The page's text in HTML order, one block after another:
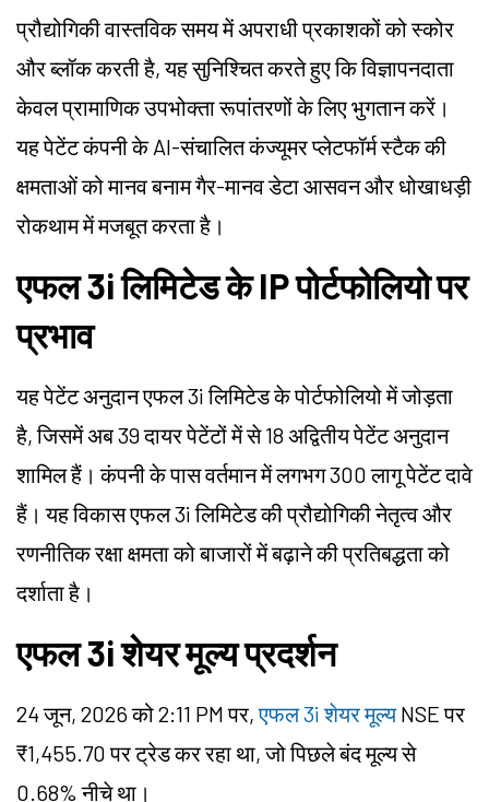
प्रौद्योगिकी वास्तविक समय में अपराधी प्रकाशकों को स्कोर
और ब्लॉक करती है, यह सुनिश्चित करते हुए कि विज्ञापनदाता
केवल प्रामाणिक उपभोक्ता रूपांतरणों के लिए भुगतान करें।
यह पेटेंट कंपनी के AI-संचालित कंज्यूमर प्लेटफॉर्म स्टैक की
क्षमताओं को मानव बनाम गैर-मानव डेटा आसवन और धोखाधड़ी
रोकथाम में मजबूत करता है।
एफल 3i लिमिटेड के IP पोर्टफोलियो पर
प्रभाव
यह पेटेंट अनुदान एफल 3i लिमिटेड के पोर्टफोलियो में जोड़ता
है, जिसमें अब 39 दायर पेटेंटों में से 18 अद्वितीय पेटेंट अनुदान
शामिल हैं। कंपनी के पास वर्तमान में लगभग 300 लागू पेटेंट दावे
हैं। यह विकास एफल 3i लिमिटेड की प्रौद्योगिकी नेतृत्व और
रणनीतिक रक्षा क्षमता को बाजारों में बढ़ाने की प्रतिबद्धता को
दर्शाता है।
एफल 3i शेयर मूल्य प्रदर्शन
24 जून, 2026 को 2:11 PM पर,एफल 3i शेयर मूल्यNSE पर
₹1,455.70 पर ट्रेड कर रहा था, जो पिछले बंद मूल्य से
0.68% नीचे था।